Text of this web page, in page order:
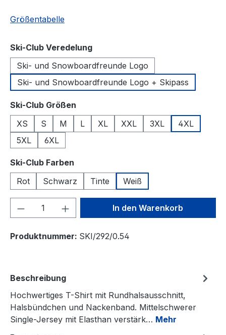
Größentabelle
Ski-Club Veredelungauswählen
Ski- und Snowboardfreunde Logo
Ski- und Snowboardfreunde Logo + Skipass
Ski-Club Größen
XS
S M L XL XXL 3XL
4XL
5XL
6XL
Ski-Club Farben
Rot
Schwarz Tinte Weiß
Produkt Anzahl: Gib denIn den Warenkorb
Produktnummer: SKI/292/0.54
Beschreibung
Hochwertiges T-Shirt mit Rundhalsausschnitt,
Halsbündchen und Nackenband. Mittelschwerer
Single-Jersey mit Elasthan verstärk… Mehr